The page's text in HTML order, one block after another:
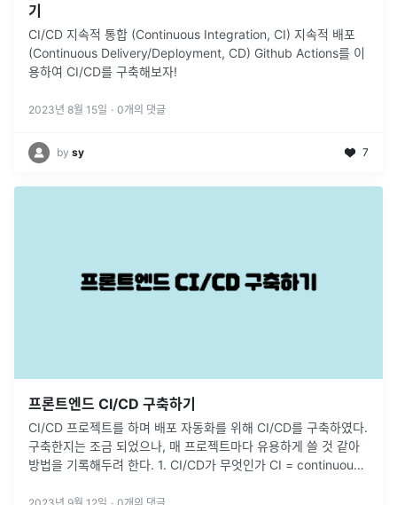
기
CI/CD 지속적 통합 (Continuous Integration, CI) 지속적 배포
(Continuous Delivery/Deployment, CD) Github Actions를 이
용하여 CI/CD를 구축해보자!
2023년 8월 15일 · 0개의 댓글
by sy 7
프론트엔드 CI/CD 구축하기
CI/CD 프로젝트를 하며 배포 자동화를 위해 CI/CD를 구축하였다.
구축한지는 조금 되었으나, 매 프로젝트마다 유용하게 쓸 것 같아
방법을 기록해두려 한다. 1. CI/CD가 무엇인가 CI = continuous